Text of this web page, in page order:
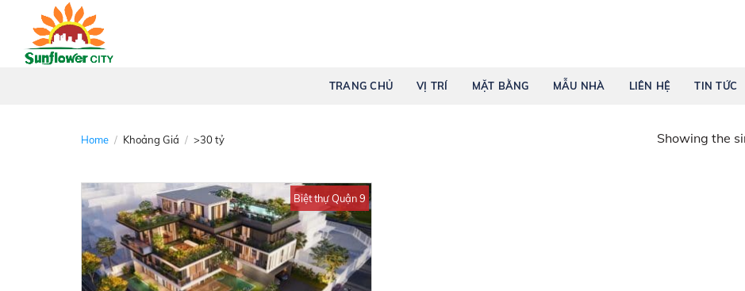
content
TRANG CHỦ VỊ TRÍ MẶT BẰNG MẪU NHÀ LIÊN HỆ TIN TỨC
Home / Khoảng Giá / >30 tỷ Showing the
Biệt thự Quận 9